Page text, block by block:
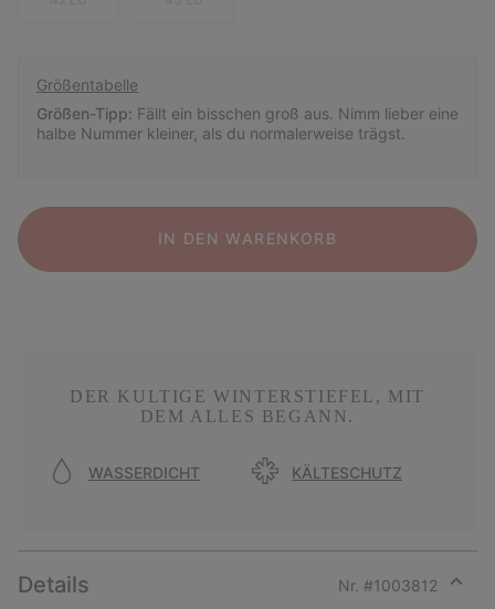
Größentabelle
Größen-Tipp: Fällt ein bisschen groß aus. Nimm lieber eine
halbe Nummer kleiner, als du normalerweise trägst.
IN DEN WARENKORB
DER KULTIGE WINTERSTIEFEL, MIT
DEM ALLES BEGANN.
WASSERDICHT KÄLTESCHUTZ
Details Nr. #1003812